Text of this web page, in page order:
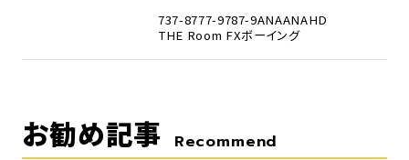
737-8777-9787-9ANAANAHD
THE Room FXボーイング
お勧め記事 Recommend